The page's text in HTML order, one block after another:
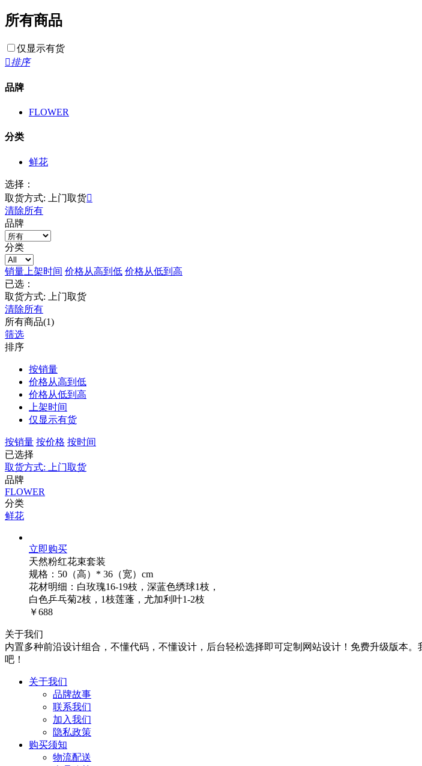
所有商品
仅显示有货
排序
品牌
FLOWER
分类
鲜花
选择：
取货方式: 上门取货
清除所有
品牌
分类
销量 上架时间 价格从高到低 价格从低到高
已选：
取货方式: 上门取货
清除所有
所有商品(1)
筛选
排序
按销量
价格从高到低
价格从低到高
上架时间
仅显示有货
按销量 按价格 按时间
已选择
取货方式: 上门取货
品牌
FLOWER
分类
鲜花
立即购买
天然粉红花束套装
规格：50（高）* 36（宽）cm
花材明细：白玫瑰16-19枝，深蓝色绣球1枝，
白色乒乓菊2枝，1枝莲蓬，尤加利叶1-2枝
￥688
关于我们
内置多种前沿设计组合，不懂代码，不懂设计，后台轻松选择即可定制网站设计！免费升级版本
吧！
关于我们
品牌故事
联系我们
加入我们
隐私政策
购买须知
物流配送